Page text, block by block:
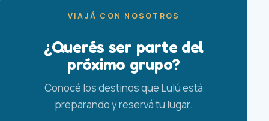
VIAJÁ CON NOSOTROS
¿Querés ser parte del
próximo grupo?
Conocé los destinos que Lulú está
preparando y reservá tu lugar.